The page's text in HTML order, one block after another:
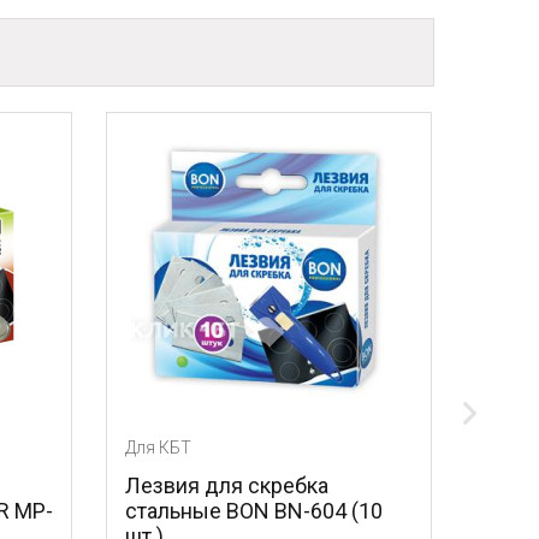
MP-
Для КБТ
Лезвия для скребка
стальные BON BN-604 (10